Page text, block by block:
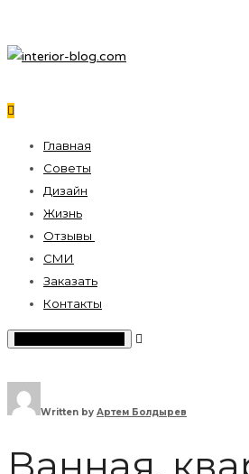
Главная
Советы
Дизайн
Жизнь
Отзывы
СМИ
Заказать
Контакты
Written by Артем Болдырев